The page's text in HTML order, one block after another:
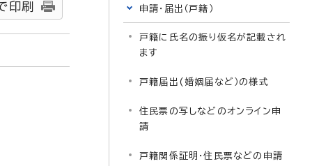
印刷 申請・届出（戸籍）
戸籍に氏名の振り仮名が記載され
ます
戸籍届出(婚姻届など）の様式
住民票の写しなどのオンライン申
請
戸籍関係証明・住民票などの申請